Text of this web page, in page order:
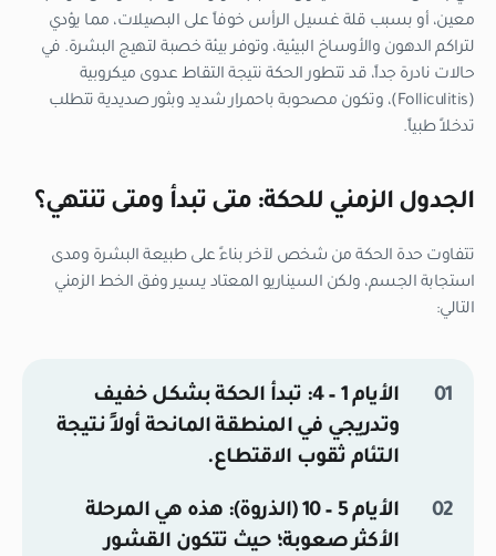
معين، أو بسبب قلة غسيل الرأس خوفاً على البصيلات، مما يؤدي
لتراكم الدهون والأوساخ البيئية، وتوفر بيئة خصبة لتهيج البشرة. في
حالات نادرة جداً، قد تتطور الحكة نتيجة التقاط عدوى ميكروبية
(Folliculitis)، وتكون مصحوبة باحمرار شديد وبثور صديدية تتطلب
تدخلاً طبياً.
الجدول الزمني للحكة: متى تبدأ ومتى تنتهي؟
تتفاوت حدة الحكة من شخص لآخر بناءً على طبيعة البشرة ومدى
استجابة الجسم، ولكن السيناريو المعتاد يسير وفق الخط الزمني
التالي:
الأيام 1 – 4:
تبدأ الحكة بشكل خفيف
وتدريجي في المنطقة المانحة أولاً نتيجة
التئام ثقوب الاقتطاع.
الأيام 5 – 10 (الذروة):
هذه هي المرحلة
الأكثر صعوبة؛ حيث تتكون القشور